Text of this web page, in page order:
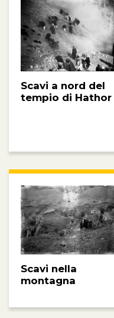
Scavi a nord del
tempio di Hathor
Scavi nella
montagna